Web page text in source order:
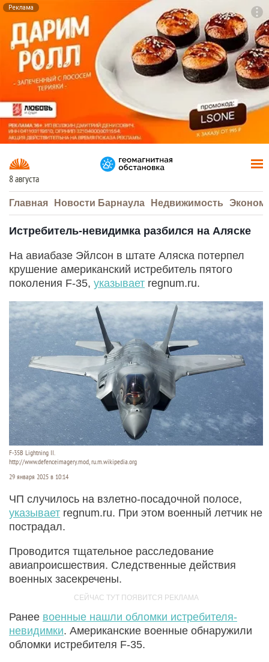
Реклама
8 августа
Главная Новости Барнаула Недвижимость
Истребитель-невидимка разбился на Аляске
На авиабазе Эйлсон в штате Аляска потерпел
крушение американский истребитель пятого
поколения F-35, указывает regnum.ru.
F-35B Lightning II.
http://www.defenceimagery.mod, ru.m.wikipedia.org
29 января 2025 в 10:14
ЧП случилось на взлетно-посадочной полосе,
указывает regnum.ru. При этом военный летчик не
пострадал.
Проводится тщательное расследование
авиапроисшествия. Следственные действия
военных засекречены.
Ранее военные нашли обломки истребителя-
невидимки. Американские военные обнаружили
обломки истребителя F-35.